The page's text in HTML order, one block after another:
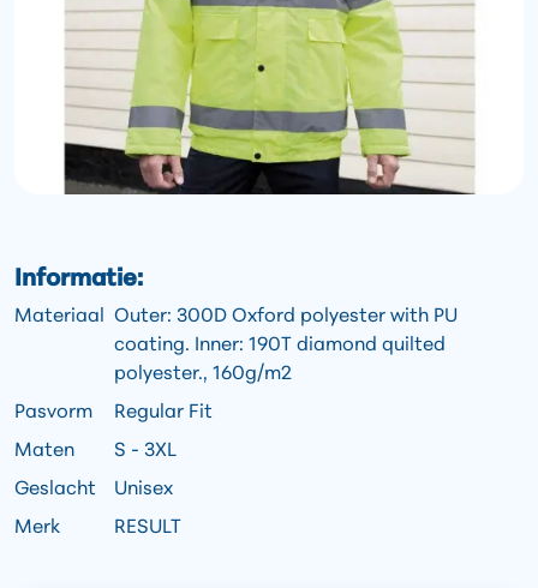
Informatie:
Materiaal
Outer: 300D Oxford polyester with PU
coating. Inner: 190T diamond quilted
polyester., 160g/m2
Pasvorm
Regular Fit
Maten
S - 3XL
Geslacht
Unisex
Merk
RESULT